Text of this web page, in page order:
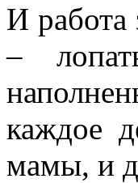
И работа
–
каждое
мамы, и